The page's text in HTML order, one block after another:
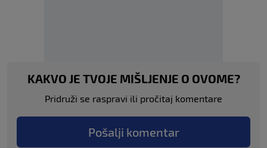
KAKVO JE TVOJE MIŠLJENJE O OVOME?
Pridruži se raspravi ili pročitaj komentare
Pošalji komentar